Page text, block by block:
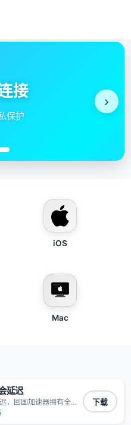
全
高速服
›
iOS
Mac
延迟
，回国加速器拥有全球
顿超稳定，专为海外华
免除地域限制，随时高
下载